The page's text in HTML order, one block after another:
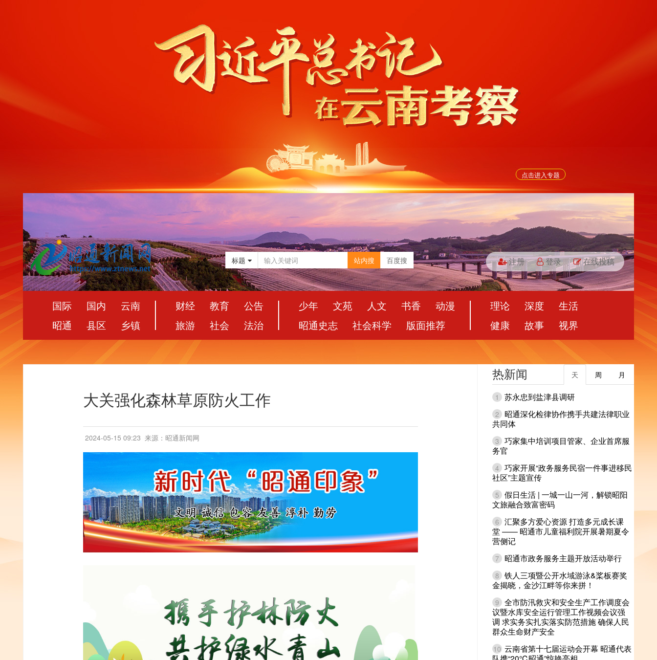
点击进入专题
标题 站内搜 百度搜 注册 登录 在线投稿
国际 国内
云南
昭通
县区 乡镇
财经 教育
公告
旅游
社会 法治
少年 文苑 人文 书香
动漫
昭通史志
社会科学 版面推荐
理论 深度
生活
健康
故事 视界
大关强化森林草原防火工作
2024-05-15 09:23 来源：昭通新闻网
热新闻 月
周
天
1 苏永忠到盐津县调研
2
昭通深化检律协作携手共建法律职业
共同体
3 巧家集中培训项目管家、企业首席服
务官
4 巧家开展“政务服务民宿一件事进移民
社区”主题宣传
5 假日生活 | 一城一山一河，解锁昭阳
文旅融合致富密码
6 汇聚多方爱心资源 打造多元成长课
堂 —— 昭通市儿童福利院开展暑期夏令
营侧记
7 昭通市政务服务主题开放活动举行
8 铁人三项暨公开水域游泳&桨板赛奖
金揭晓，金沙江畔等你来拼！
9 全市防汛救灾和安全生产工作调度会
议暨水库安全运行管理工作视频会议强
调 求实务实扎实落实防范措施 确保人民
群众生命财产安全
10 云南省第十七届运动会开幕 昭通代表